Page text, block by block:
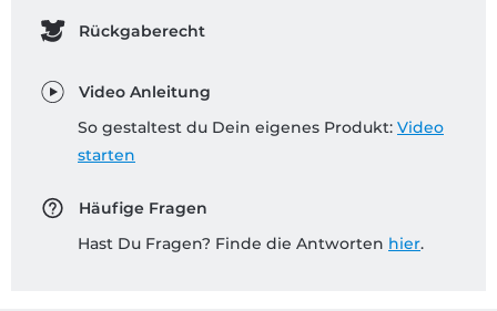
Rückgaberecht
Video Anleitung
So gestaltest du Dein eigenes Produkt: Video
starten
Häufige Fragen
Hast Du Fragen? Finde die Antworten hier.